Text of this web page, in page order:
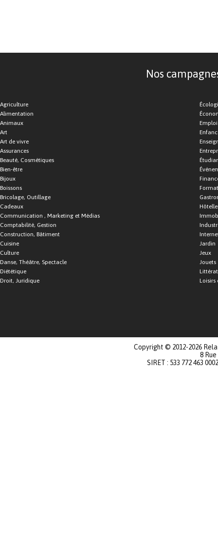
Nos
Agriculture
Alimentation
Animaux
Art
Art de vivre
Assurances
Beauté, Cosmétiques
Bien-être
Bijoux
Boissons
Bricolage, Outillage
Cadeaux
Communication , Marketing et Médias
Comptabilité, Gestion
Construction, Bâtiment
Cuisine
Culture
Danse, Théâtre, Spectacle
Diététique
Droit, Juridique
Emploi
Jardin
Jeux
Jouets
Loisirs
Copyright © 2012-2026
8
SIRET : 533 772 463